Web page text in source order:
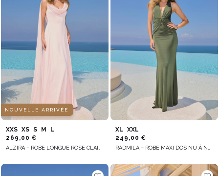
NOUVELLE ARRIVÉE
XXS XS S M
L
269,00 €
ALZIRA – ROBE LONGUE ROSE CLAIR AVEC CHÂLE DÉCORATIF
XL
XXL
249,00 €
RADMILA – ROBE MAXI DOS NU À NOUER EN VERT BOUTEILLE